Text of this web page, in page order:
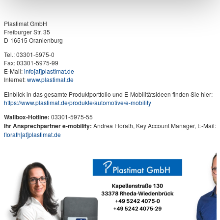
Plastimat GmbH
Freiburger Str. 35
D-16515 Oranienburg
Tel.: 03301-5975-0
Fax: 03301-5975-99
E-Mail:info​[at]​plastimat.de
Internet:www.plastimat.de
Einblick in das gesamte Produktportfolio und E-Mobilitätsideen finden Sie hier:
https://www.plastimat.de/produkte/automotive/e-mobility
Wallbox-Hotline: 03301-5975-55
Ihr Ansprechpartner e-mobility: Andrea Florath, Key Account Manager, E-Mail:
florath​[at]​plastimat.de